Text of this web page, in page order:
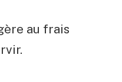
au frais